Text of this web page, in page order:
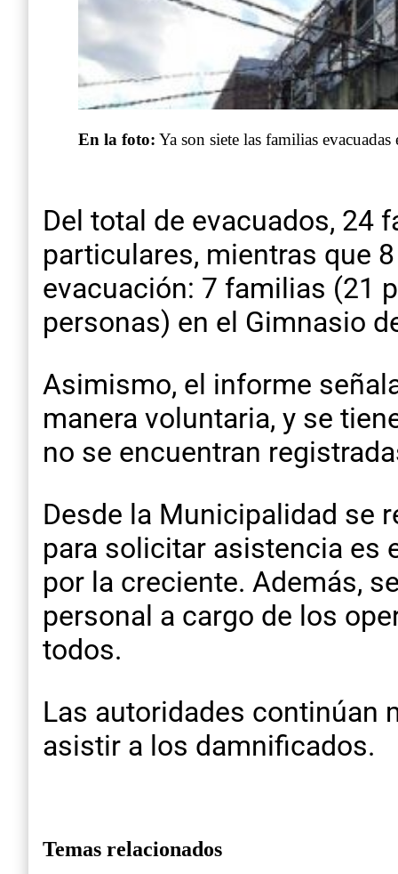
En la foto: Ya son siete las familias
Del total de evacuados, 24
particulares, mientras que
evacuación: 7 familias (21
personas) en el Gimnasio
Asimismo, el informe
manera voluntaria, y se
no se encuentran
Desde la Municipalidad se
para solicitar asistencia es
por la creciente. Además,
personal a cargo de los
todos.
Las autoridades continúan
asistir a los damnificados.
Temas relacionados